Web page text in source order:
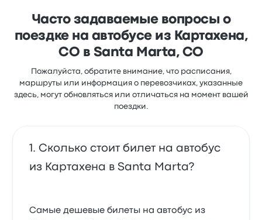
Часто задаваемые вопросы о
поездке на автобусе из Картахена,
CO в Santa Marta, CO
Пожалуйста, обратите внимание, что расписания,
маршруты или информация о перевозчиках, указанные
здесь, могут обновляться или отличаться на момент вашей
поездки.
Сколько стоит билет на автобус
из Картахена в Santa Marta?
Самые дешевые билеты на автобус из